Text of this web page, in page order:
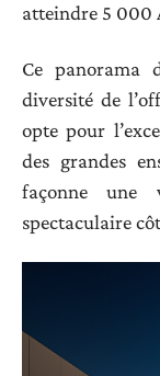
atteindre 5 000
Ce panorama
diversité de
opte pour
des grandes
façonne
spectaculaire